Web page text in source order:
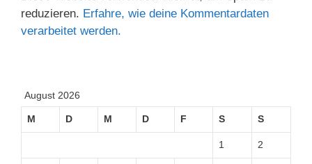
reduzieren. Erfahre, wie deine Kommentardaten
verarbeitet werden.
August 2026
M D M D F S S
1 2